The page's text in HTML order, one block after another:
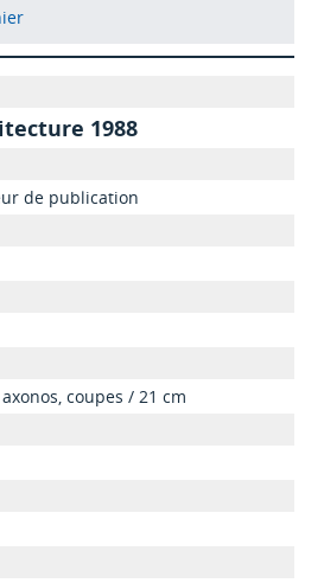
1988
de publication
coupes / 21 cm